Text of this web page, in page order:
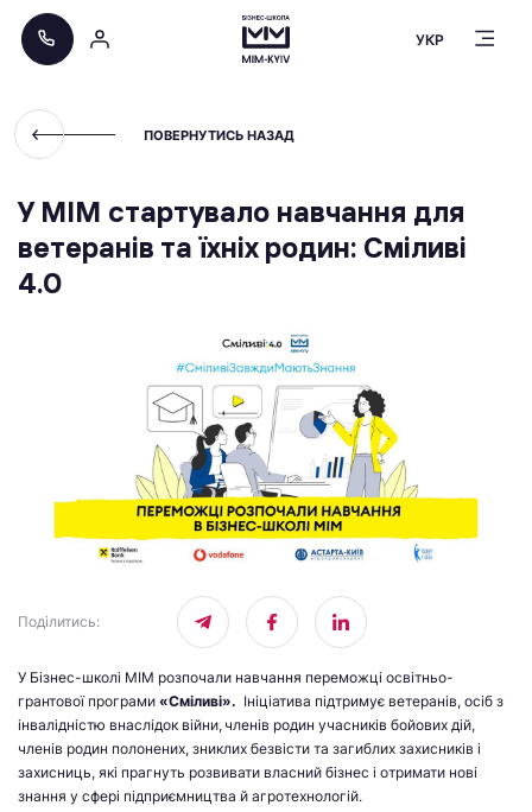
УКР
ПОВЕРНУТИСЬ НАЗАД
У МІМ стартувало навчання для
ветеранів та їхніх родин: Сміливі
4.0
Поділитись:
У Бізнес-школі МІМ розпочали навчання переможці освітньо-
грантової програми «Сміливі». Ініціатива підтримує ветеранів, осіб з
інвалідністю внаслідок війни, членів родин учасників бойових дій,
членів родин полонених, зниклих безвісти та загиблих захисників і
захисниць, які прагнуть розвивати власний бізнес і отримати нові
знання у сфері підприємництва й агротехнологій.